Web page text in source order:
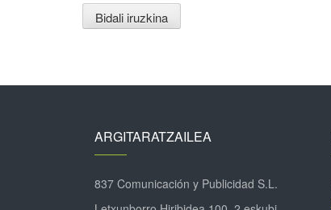
ARGITARATZAILEA
837 Comunicación y Publicidad S.L.